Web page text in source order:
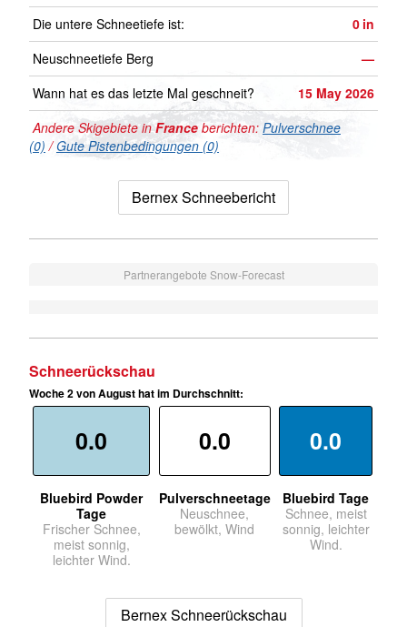
Die untere Schneetiefe ist:
0 in
Neuschneetiefe Berg
—
Wann hat es das letzte Mal geschneit?
15 May 2026
Andere Skigebiete inFrance berichten: Pulverschnee
(0) /Gute Pistenbedingungen (0)
Bernex Schneebericht
Partnerangebote Snow-Forecast
Schneerückschau
Woche 2 von August hat im Durchschnitt:
0.0
Bluebird Powder
Tage
Frischer Schnee,
meist sonnig,
leichter Wind.
0.0
Pulverschneetage
Neuschnee,
bewölkt, Wind
0.0
Bluebird Tage
Schnee, meist
sonnig, leichter
Wind.
Bernex Schneerückschau